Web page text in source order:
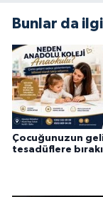
Bunlar da
Çocuğunuzun
tesadüflere